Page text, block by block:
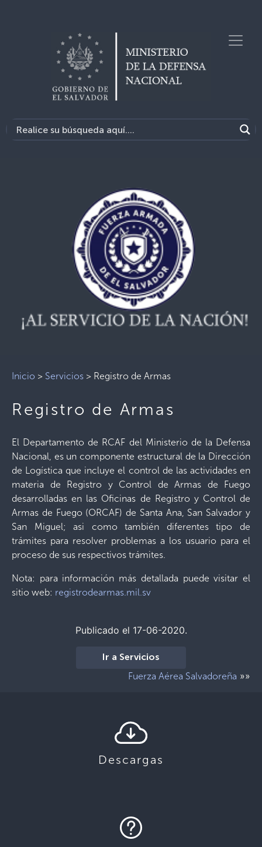
Inicio > Servicios > Registro de Armas
Registro de Armas
El Departamento de RCAF del Ministerio de la Defensa
Nacional, es un componente estructural de la Dirección
de Logística que incluye el control de las actividades en
materia de Registro y Control de Armas de Fuego
desarrolladas en las Oficinas de Registro y Control de
Armas de Fuego (ORCAF) de Santa Ana, San Salvador y
San Miguel; asi como también diferentes tipo de
trámites para resolver problemas a los usuario para el
proceso de sus respectivos trámites.
Nota: para información más detallada puede visitar el
sitio web: registrodearmas.mil.sv
Publicado el 17-06-2020.
Ir a Servicios
Fuerza Aérea Salvadoreña »»
Descargas